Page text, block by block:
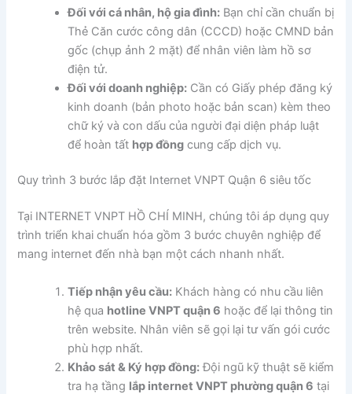
Đối với cá nhân, hộ gia đình: Bạn chỉ cần chuẩn bị
Thẻ Căn cước công dân (CCCD) hoặc CMND bản
gốc (chụp ảnh 2 mặt) để nhân viên làm hồ sơ
điện tử.
Đối với doanh nghiệp: Cần có Giấy phép đăng ký
kinh doanh (bản photo hoặc bản scan) kèm theo
chữ ký và con dấu của người đại diện pháp luật
để hoàn tất hợp đồng cung cấp dịch vụ.
Quy trình 3 bước lắp đặt Internet VNPT Quận 6 siêu tốc
Tại INTERNET VNPT HỒ CHÍ MINH, chúng tôi áp dụng quy
trình triển khai chuẩn hóa gồm 3 bước chuyên nghiệp để
mang internet đến nhà bạn một cách nhanh nhất.
Tiếp nhận yêu cầu: Khách hàng có nhu cầu liên
hệ qua hotline VNPT quận 6 hoặc để lại thông tin
trên website. Nhân viên sẽ gọi lại tư vấn gói cước
phù hợp nhất.
Khảo sát & Ký hợp đồng:Đội ngũ kỹ thuật sẽ kiểm
tra hạ tầng lắp internet VNPT phường quận 6 tại